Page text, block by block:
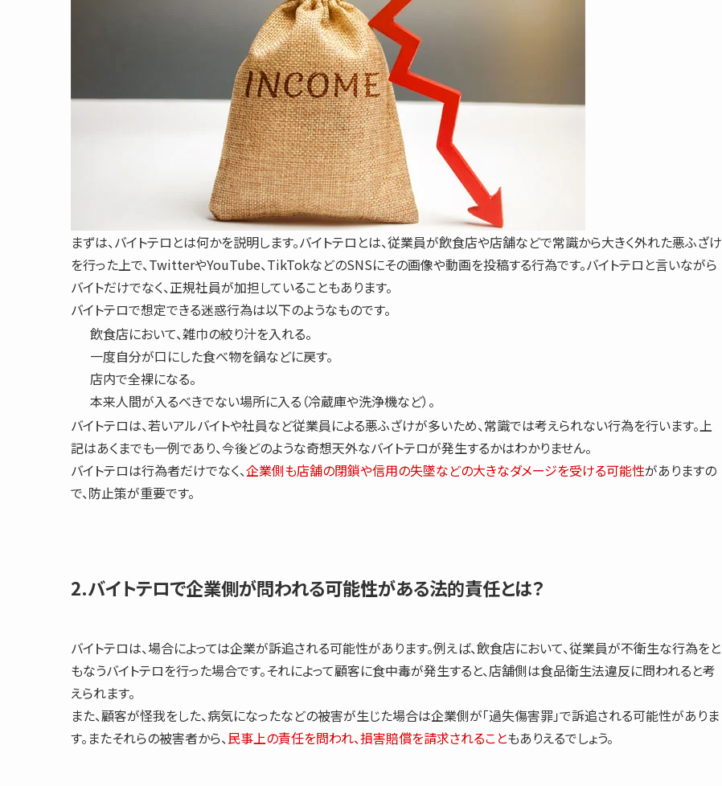
まずは、バイトテロ とは何かを説明します。バイトテロとは、従業員が飲食店や店舗などで常識から大きく外れた悪ふざけ
を行った上で、TwitterやYouTube、TikTokなどのSNSにその画像や動画を投稿する行為です。バイトテロと言いながら
バイトだけでなく、正規社員が加担していることもあります。
バイトテロで想定できる迷惑行為は以下のようなものです。
飲食店において、雑巾の絞り汁を入れる。
一度自分が口にした食べ物を鍋などに戻す。
店内で全裸になる。
本来人間が入るべきでない場所に入る（冷蔵庫や洗浄機など）。
バイトテロは、若いアルバイトや社員など従業員による悪ふざけが多いため、常識では考えられない行為を行います。上
記はあくまでも一例であり、今後どのような奇想天外なバイトテロが発生するかはわかりません。
バイトテロは行為者だけでなく、企業側も店舗の閉鎖や信用の失墜などの大きなダメージを受ける可能性がありますの
で、防止策が重要です。
2.バイトテロで企業側が問われる可能性がある法的責任とは？
バイトテロは、場合によっては企業が訴追される可能性があります。例えば、飲食店において、従業員が不衛生な行為をと
もなうバイトテロを行った場合です。それによって顧客に食中毒が発生すると、店舗側は食品衛生法違反に問われると考
えられます。
また、顧客が怪我をした、病気になったなどの被害が生じた場合は企業側が「過失傷害罪」で訴追される可能性がありま
す。またそれらの被害者から、民事上の責任を問われ、損害賠償を請求されることもありえるでしょう。